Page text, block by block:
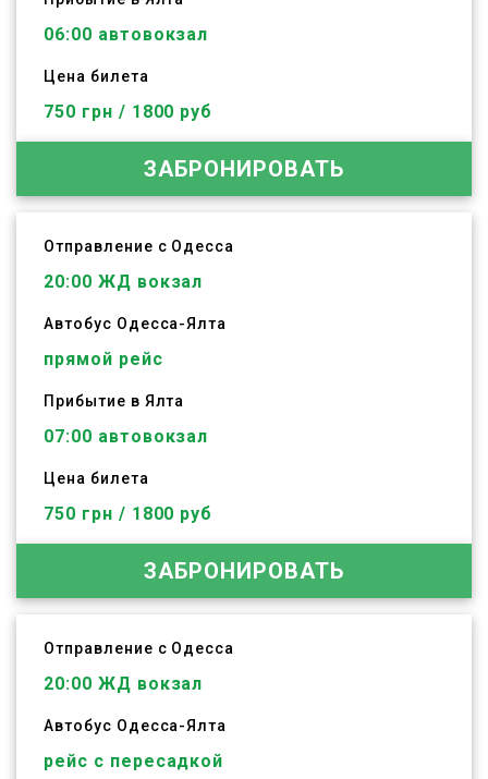
06:00 автовокзал
Цена билета
750 грн / 1800 руб
ЗАБРОНИРОВАТЬ
Отправление с Одесса
20:00 ЖД вокзал
Автобус Одесса-Ялта
прямой рейс
Прибытие в Ялта
07:00 автовокзал
Цена билета
750 грн / 1800 руб
ЗАБРОНИРОВАТЬ
Отправление с Одесса
20:00 ЖД вокзал
Автобус Одесса-Ялта
рейс с пересадкой